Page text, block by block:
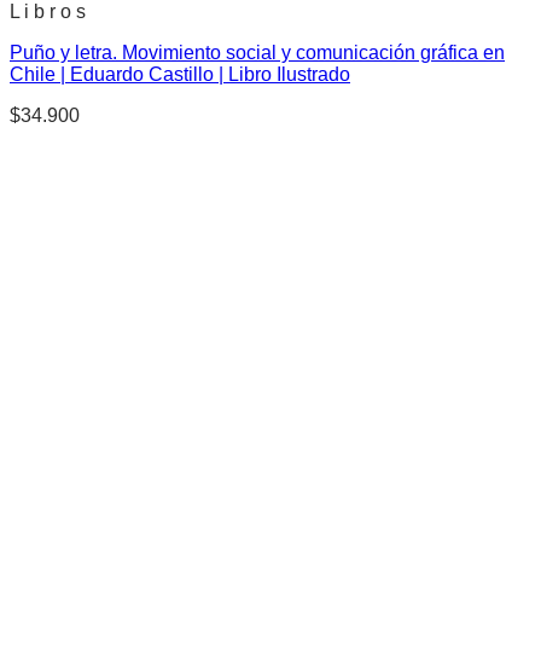
L i b r o s
Puño y letra. Movimiento social y comunicación gráfica en
Chile | Eduardo Castillo | Libro Ilustrado
$34.900